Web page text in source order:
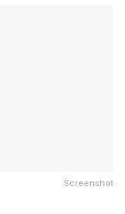
Screenshot